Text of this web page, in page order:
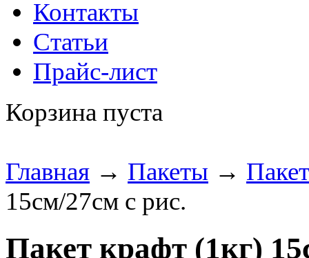
Контакты
Статьи
Прайс-лист
Корзина пуста
Главная → Пакеты →
15см/27см с рис.
Пакет крафт (1кг)